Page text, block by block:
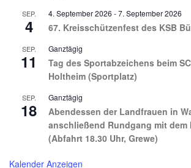
SEP.
4
4. September 2026 -7. September 2026
67. Kreisschützenfest des KSB
SEP.
11
Ganztägig
Tag des Sportabzeichens beim
Holtheim (Sportplatz)
SEP.
18
Ganztägig
Abendessen der Landfrauen in
anschließend Rundgang mit dem
(Abfahrt 18.30 Uhr, Grewe)
Kalender Anzeigen